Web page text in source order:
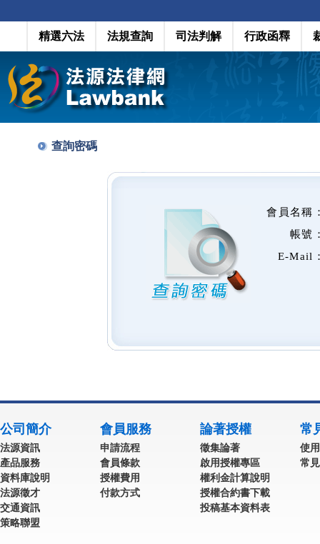
精選六法 法規查詢 司法判解 行政函釋
查詢密碼
會員名稱
帳號
E-Mail
公司簡介
法源資訊
產品服務
資料庫說明
法源徵才
交通資訊
策略聯盟
會員服務
申請流程
會員條款
授權費用
付款方式
論著授權
徵集論著
啟用授權專區
權利金計算說明
授權合約書下載
投稿基本資料表
常
使
常